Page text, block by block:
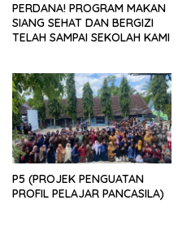
PERDANA! PROGRAM MAKAN
SIANG SEHAT DAN BERGIZI
TELAH SAMPAI SEKOLAH KAMI
P5 (PROJEK PENGUATAN
PROFIL PELAJAR PANCASILA)